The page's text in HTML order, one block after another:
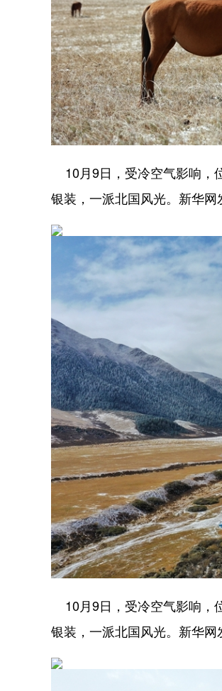
10月9日，受冷空气影响，
银装，一派北国风光。新华网
10月9日，受冷空气影响，
银装，一派北国风光。新华网